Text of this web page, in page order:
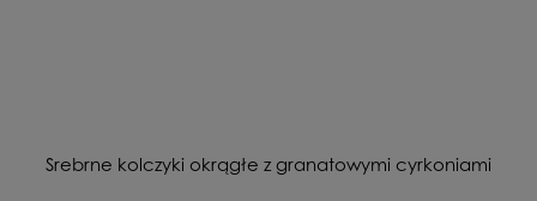
Srebrne kolczyki okrągłe z granatowymi cyrkoniami